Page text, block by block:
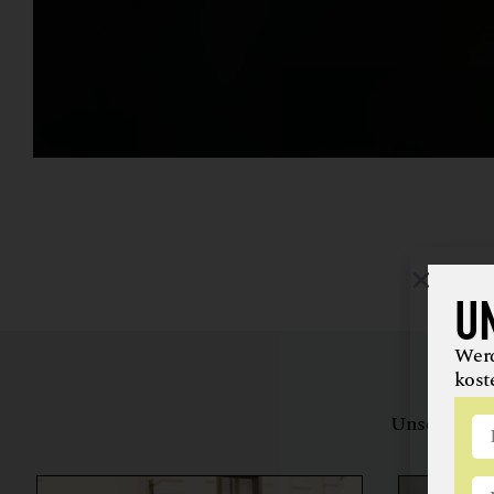
Unsere